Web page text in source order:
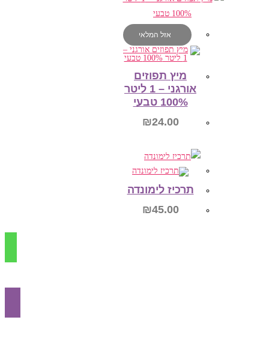
מידע נוסף
אזל המלאי
מיץ תפוזים
אורגני – 1 ליטר
100% טבעי
₪24.00
מידע נוסף
תרכיז לימונדה
₪45.00